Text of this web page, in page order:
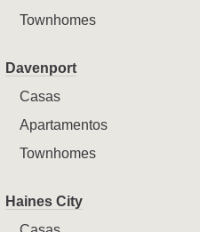
Townhomes
Davenport
Casas
Apartamentos
Townhomes
Haines City